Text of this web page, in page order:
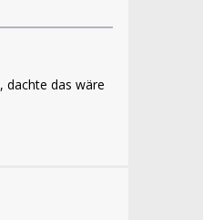
dachte das wäre